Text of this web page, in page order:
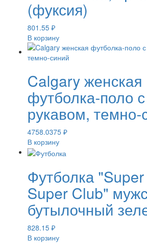
(фуксия)
801.55 ₽
В корзину
Calgary женская
футболка-поло
рукавом, темно-
4758.0375 ₽
В корзину
Футболка
Super Club"
бутылочный
828.15 ₽
В корзину